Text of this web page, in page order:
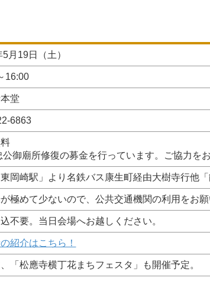
月19日（土）
16:00
堂
6863
御廟所修復の募金を行っています。ご協力をお
岡崎駅」より名鉄バス康生町経由大樹寺行他
極めて少ないので、公共交通機関の利用をお願
不要。当日会場へお越しください。
紹介はこちら！
「松應寺横丁花まちフェスタ」も開催予定。